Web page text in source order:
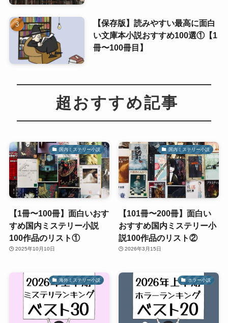
【保存版】読みやすい最高に面白
い文庫本小説おすすめ100選①【1
冊〜100冊目】
超おすすめ記事
国内ミステリー小説
【1冊〜100冊】面白いおす
すめ国内ミステリー小説
100作品のリスト①
2025年10月10日
国内ミステリー小説
【101冊〜200冊】面白い
おすすめ国内ミステリー小
説100作品のリスト②
2026年3月15日
海外ミステリー小説 ホラー小説